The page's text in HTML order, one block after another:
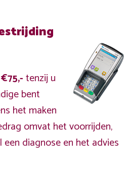
€75,-tenzij u
bent
het maken
omvat het voorrijden,
diagnose en het advies